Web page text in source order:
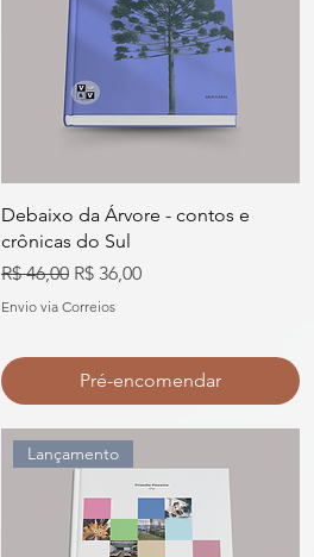
Debaixo da Árvore - contos e
crônicas do Sul
Preço normal
R$ 46,00 Preço promocional
R$ 36,00
Envio via Correios
Pré-encomendar
Lançamento